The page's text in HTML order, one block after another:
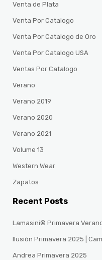
Venta de Plata
Venta Por Catalogo
Venta Por Catalogo de Oro
Venta Por Catalogo USA
Ventas Por Catalogo
Verano
Verano 2019
Verano 2020
Verano 2021
Volume 13
Western Wear
Zapatos
Recent Posts
Lamasini® Primavera
Ilusión Primavera 2025 |
Andrea Primavera 2025